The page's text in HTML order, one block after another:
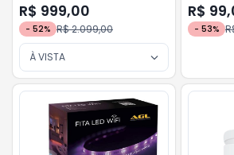
R$ 999,00
- 52% R$ 2.099,00
À VISTA
R$
- 53%